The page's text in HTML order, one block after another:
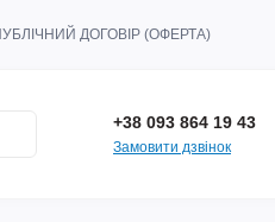
ДОГОВІР (ОФЕРТА)
+38 093 864 19 43
Замовити дзвінок